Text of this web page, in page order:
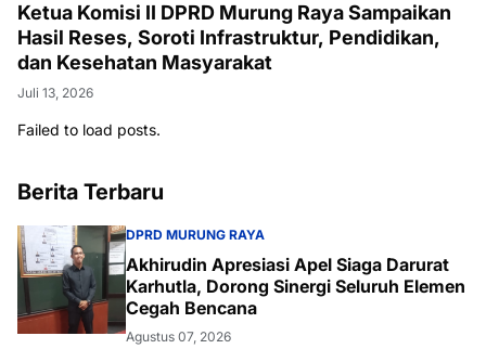
Ketua Komisi II DPRD Murung Raya Sampaikan
Hasil Reses, Soroti Infrastruktur, Pendidikan,
dan Kesehatan Masyarakat
Juli 13, 2026
Failed to load posts.
Berita Terbaru
DPRD MURUNG RAYA
Akhirudin Apresiasi Apel Siaga Darurat
Karhutla, Dorong Sinergi Seluruh Elemen
Cegah Bencana
Agustus 07, 2026